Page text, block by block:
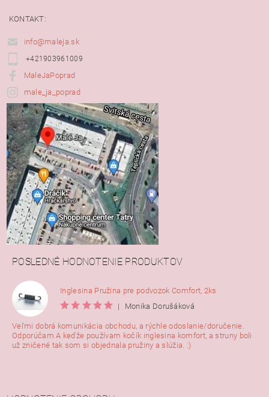
KONTAKT:
info@maleja.sk
+421903961009
MaleJaPoprad
male_ja_poprad
POSLEDNÉ HODNOTENIE PRODUKTOV
Inglesina Pružina pre podvozok Comfort, 2ks
|
Monika Dorušáková
Veľmi dobrá komunikácia obchodu, a rýchle odoslanie/doručenie.
Odporúčam A keďže používam kočík inglesina komfort, a struny boli
už zničené tak som si objednala pružiny a slúžia. :)